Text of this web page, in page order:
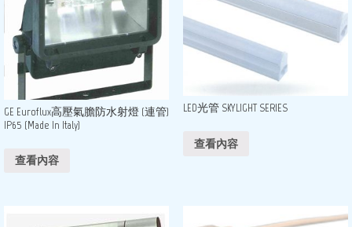
GE Euroflux高壓氣膽防水射燈 (連管)
IP65 (Made In Italy)
查看內容
LED光管 SKYLIGHT SERIES
查看內容